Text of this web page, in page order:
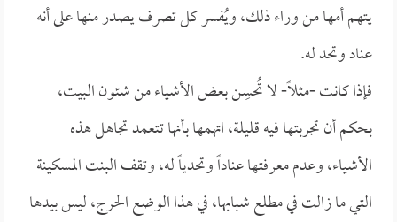
يتهم أمها من وراء ذلك، ويُفسر كل تصرف يصدر منها على أنه
عناد وتحد له.
فإذا كانت -مثلاً- لا تُحسِن بعض الأشياء من شئون البيت،
بحكم أن تجربتها فيه قليلة، اتهمها بأنها تتعمد تجاهل هذه
الأشياء، وعدم معرفتها عناداً وتحدياً له، وتقف البنت المسكينة
التي ما زالت في مطلع شبابها، في هذا الوضع الحرج، ليس بيدها